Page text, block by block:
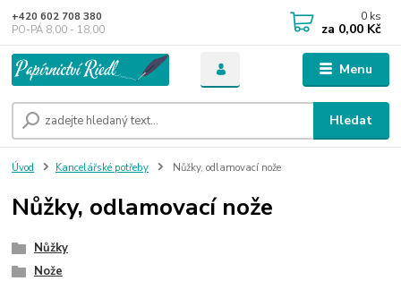
Menu
Hledat
+420 602 708 380
PO-PÁ 8,00 - 18,00
0 ks
za 0,00 Kč
Úvod Kancelářské potřeby Nůžky, odlamovací nože
Nůžky, odlamovací nože
Nůžky
Nože